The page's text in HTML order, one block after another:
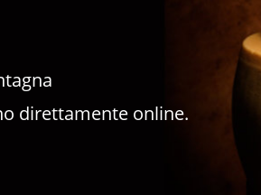
direttamente online.